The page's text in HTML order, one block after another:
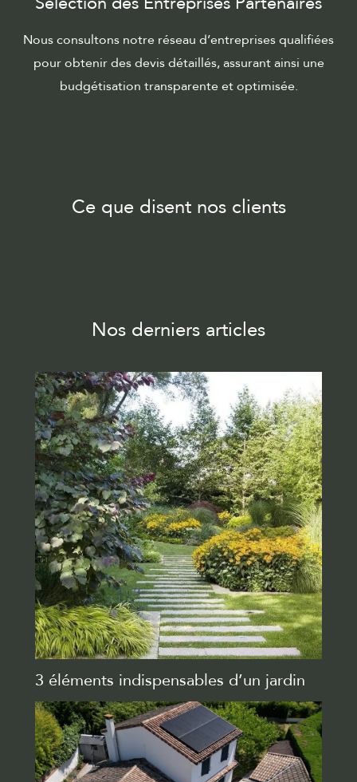
Nous consultons notre réseau d’entreprises qualifiées
pour obtenir des devis détaillés, assurant ainsi une
budgétisation transparente et optimisée.
Ce que disent nos clients
Nos derniers articles
3 éléments indispensables d’un jardin